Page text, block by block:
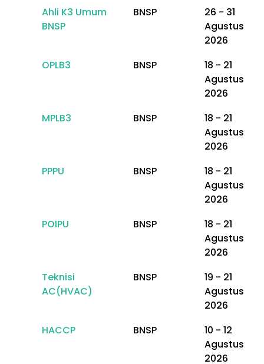
Ahli K3 Umum
BNSP
BNSP
26 - 31
Agustus
2026
OPLB3
BNSP
18 - 21
Agustus
2026
MPLB3
BNSP
18 - 21
Agustus
2026
PPPU
BNSP
18 - 21
Agustus
2026
POIPU
BNSP
18 - 21
Agustus
2026
Teknisi
AC(HVAC)
BNSP
19 - 21
Agustus
2026
HACCP
BNSP
10 - 12
Agustus
2026